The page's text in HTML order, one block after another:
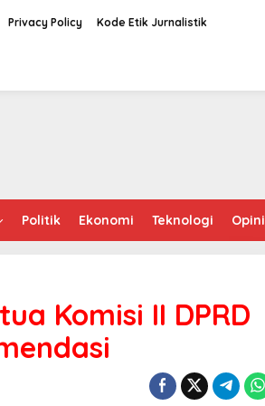
Privacy Policy Kode Etik Jurnalistik
Politik Ekonomi Teknologi Opini
Komisi II DPRD